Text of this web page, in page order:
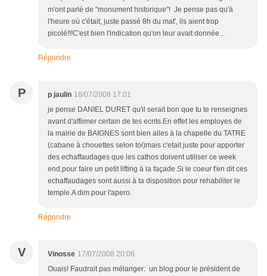
m'ont parlé de "monument historique"! Je pense pas qu'à
l'heure où c'était, juste passé 8h du mat', ils aient trop
picolé!!!C'est bien l'indication qu'on leur avait donnée...
Répondre
P p jaulin 18/07/2008 17:01
je pense DANIEL DURET qu'il serait bon que tu te renseignes
avant d'affiimer certain de tes ecrits.En effet les employes de
la mairie de BAIGNES sont bien alles à la chapelle du TATRE
(cabane à chouettes selon toi)mais c'etait juste pour apporter
des echaffaudages que les cathos doivent utiliser ce week
end,pour faire un petit lifting à la façade.Si le coeur t'en dit ces
echaffaudages sont aussi à ta disposition pour rehabiliter le
temple.A dim.pour l'apero.
Répondre
V Vinosse 17/07/2008 20:06
Ouais! Faudrait pas mélanger: un blog pour le président de